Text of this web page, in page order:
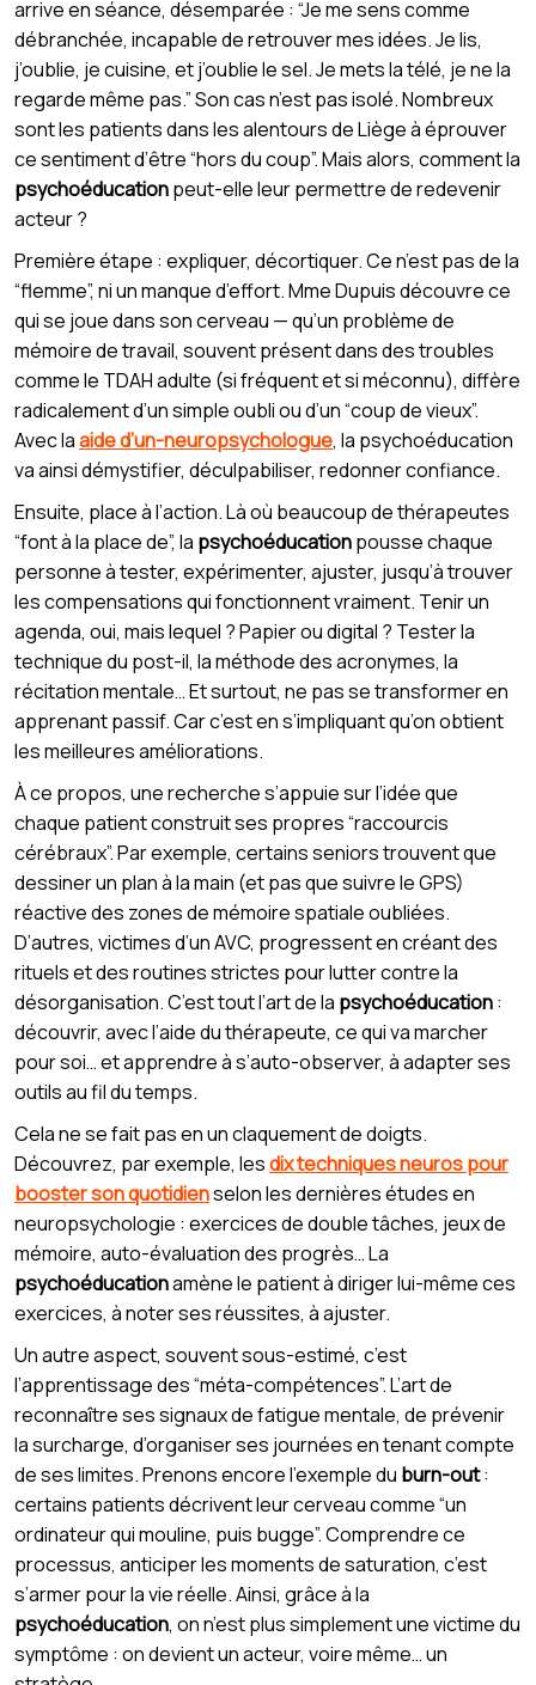
arrive en séance, désemparée : “Je me sens comme
débranchée, incapable de retrouver mes idées. Je lis,
j’oublie, je cuisine, et j’oublie le sel. Je mets la télé, je ne la
regarde même pas.” Son cas n’est pas isolé. Nombreux
sont les patients dans les alentours de Liège à éprouver
ce sentiment d’être “hors du coup”. Mais alors, comment la
psychoéducationpeut-elle leur permettre de redevenir
acteur ?
Première étape : expliquer, décortiquer. Ce n’est pas de la
“flemme”, ni un manque d’effort. Mme Dupuis découvre ce
qui se joue dans son cerveau — qu’un problème de
mémoire de travail, souvent présent dans des troubles
comme le TDAH adulte (si fréquent et si méconnu), diffère
radicalement d’un simple oubli ou d’un “coup de vieux”.
Avec laaide d’un-neuropsychologue, la psychoéducation
va ainsi démystifier, déculpabiliser, redonner confiance.
Ensuite, place à l’action. Là où beaucoup de thérapeutes
“font à la place de”, la psychoéducationpousse chaque
personne à tester, expérimenter, ajuster, jusqu’à trouver
les compensations qui fonctionnent vraiment. Tenir un
agenda, oui, mais lequel ? Papier ou digital ? Tester la
technique du post-il, la méthode des acronymes, la
récitation mentale… Et surtout, ne pas se transformer en
apprenant passif. Car c’est en s’impliquant qu’on obtient
les meilleures améliorations.
À ce propos, une recherche s’appuie sur l’idée que
chaque patient construit ses propres “raccourcis
cérébraux”. Par exemple, certains seniors trouvent que
dessiner un plan à la main (et pas que suivre le GPS)
réactive des zones de mémoire spatiale oubliées.
D’autres, victimes d’un AVC, progressent en créant des
rituels et des routines strictes pour lutter contre la
désorganisation. C’est tout l’art de la psychoéducation:
découvrir, avec l’aide du thérapeute, ce qui va marcher
pour soi… et apprendre à s’auto-observer, à adapter ses
outils au fil du temps.
Cela ne se fait pas en un claquement de doigts.
Découvrez, par exemple, lesdix techniques neuros pour
booster son quotidienselon les dernières études en
neuropsychologie : exercices de double tâches, jeux de
mémoire, auto-évaluation des progrès… La
psychoéducationamène le patient à diriger lui-même ces
exercices, à noter ses réussites, à ajuster.
Un autre aspect, souvent sous-estimé, c’est
l’apprentissage des “méta-compétences”. L’art de
reconnaître ses signaux de fatigue mentale, de prévenir
la surcharge, d’organiser ses journées en tenant compte
de ses limites. Prenons encore l’exemple du burn-out:
certains patients décrivent leur cerveau comme “un
ordinateur qui mouline, puis bugge”. Comprendre ce
processus, anticiper les moments de saturation, c’est
s’armer pour la vie réelle. Ainsi, grâce à la
psychoéducation, on n’est plus simplement une victime du
symptôme : on devient un acteur, voire même… un